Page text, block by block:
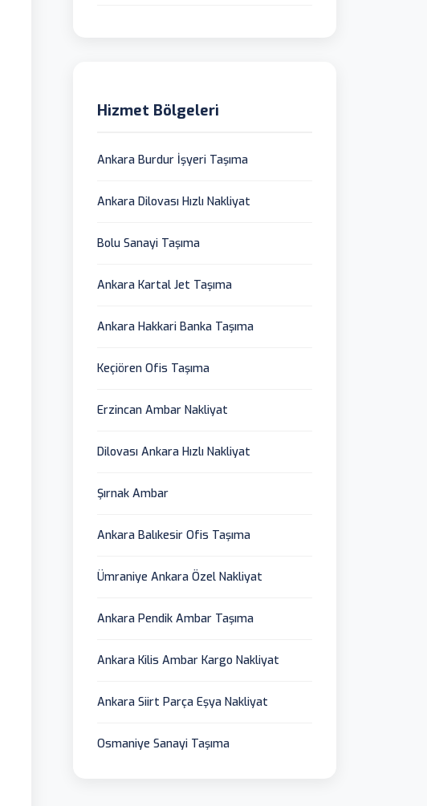
Hizmet Bölgeleri
Ankara Burdur İşyeri Taşıma
Ankara Dilovası Hızlı Nakliyat
Bolu Sanayi Taşıma
Ankara Kartal Jet Taşıma
Ankara Hakkari Banka Taşıma
Keçiören Ofis Taşıma
Erzincan Ambar Nakliyat
Dilovası Ankara Hızlı Nakliyat
Şırnak Ambar
Ankara Balıkesir Ofis Taşıma
Ümraniye Ankara Özel Nakliyat
Ankara Pendik Ambar Taşıma
Ankara Kilis Ambar Kargo Nakliyat
Ankara Siirt Parça Eşya Nakliyat
Osmaniye Sanayi Taşıma